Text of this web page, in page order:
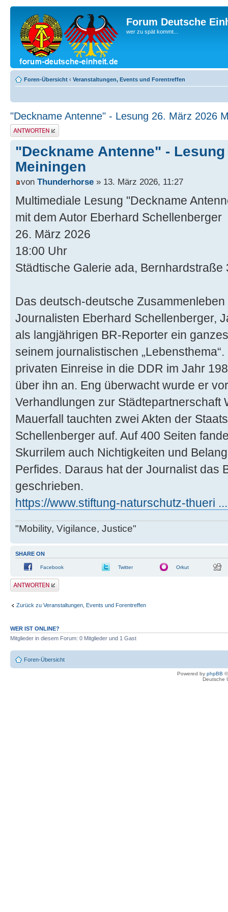
Forum Deutsche
wer zu spät kommt...
Foren-Übersicht ‹ Veranstaltungen, Events und Forentreffen
"Deckname Antenne" - Lesung 26. März 2026
Antwort erstellen
"Deckname Antenne" - Lesung
Meiningen
von Thunderhorse » 13. März 2026, 11:27
Multimediale Lesung "Deckname
mit dem Autor Eberhard Schellenberger
26. März 2026
18:00 Uhr
Städtische Galerie ada, Bernhardstraße
Das deutsch-deutsche
Journalisten Eberhard Schellenberger,
als langjährigen BR-Reporter ein
seinem journalistischen
privaten Einreise in die DDR im Jahr
über ihn an. Eng überwacht wurde er
Verhandlungen zur Städtepartnerschaft
Mauerfall tauchten zwei Akten der
Schellenberger auf. Auf 400 Seiten
Skurrilem auch Nichtigkeiten und
Perfides. Daraus hat der Journalist das
geschrieben.
https://www.stiftung-naturschutz-thueri
"Mobility, Vigilance, Justice"
SHARE ON
Facebook Twitter Orkut
Antwort erstellen
Zurück zu Veranstaltungen, Events und Forentreffen
WER IST ONLINE?
Mitglieder in diesem Forum: 0 Mitglieder und 1 Gast
Foren-Übersicht
Powered by phpBB
Deutsche